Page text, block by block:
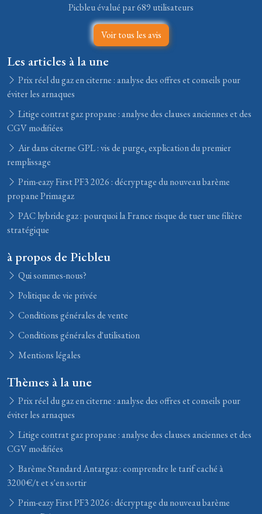
Picbleu évalué par 689 utilisateurs
Voir tous les avis
Les articles à la une
Prix réel du gaz en citerne : analyse des offres et conseils pour
éviter les arnaques
Litige contrat gaz propane : analyse des clauses anciennes et des
CGV modifiées
Air dans citerne GPL : vis de purge, explication du premier
remplissage
Prim-eazy First PF3 2026 : décryptage du nouveau barème
propane Primagaz
PAC hybride gaz : pourquoi la France risque de tuer une filière
stratégique
à propos de Picbleu
Qui sommes-nous?
Politique de vie privée
Conditions générales de vente
Conditions générales d'utilisation
Mentions légales
Thèmes à la une
Prix réel du gaz en citerne : analyse des offres et conseils pour
éviter les arnaques
Litige contrat gaz propane : analyse des clauses anciennes et des
CGV modifiées
Barème Standard Antargaz : comprendre le tarif caché à
3200€/t et s'en sortir
Prim-eazy First PF3 2026 : décryptage du nouveau barème